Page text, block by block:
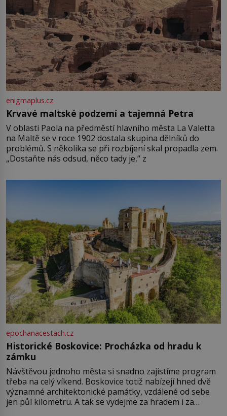
enigmaplus.cz
Krvavé maltské podzemí a tajemná Petra
V oblasti Paola na předměstí hlavního města La Valetta
na Maltě se v roce 1902 dostala skupina dělníků do
problémů. S několika se při rozbíjení skal propadla zem.
„Dostaňte nás odsud, něco tady je,“ z
epochanacestach.cz
Historické Boskovice: Procházka od hradu k
zámku
Návštěvou jednoho města si snadno zajistíme program
třeba na celý víkend. Boskovice totiž nabízejí hned dvě
významné architektonické památky, vzdálené od sebe
jen půl kilometru. A tak se vydejme za hradem i za